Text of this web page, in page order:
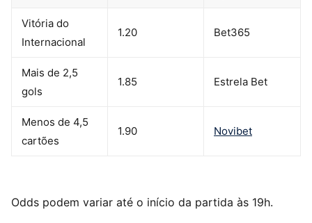
Vitória do
Internacional
1.20 Bet365
Mais de 2,5
gols
1.85 Estrela Bet
Menos de 4,5
cartões
1.90 Novibet
Odds podem variar até o início da partida às 19h.